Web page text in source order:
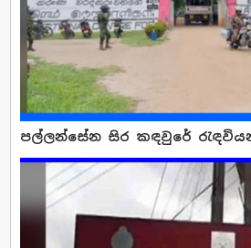
පල්ලන්සේන සිර කඳවුරේ රැ